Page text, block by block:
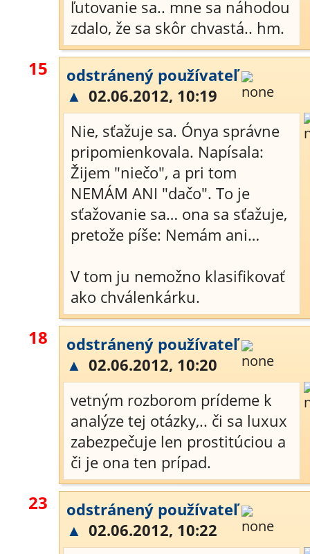
ľutovanie sa.. mne sa náhodou
zdalo, že sa skôr chvastá.. hm.
15
odstránený používateľ
▲ 02.06.2012, 10:19
Nie, sťažuje sa. Ónya správne
pripomienkovala. Napísala:
Žijem "niečo", a pri tom
NEMÁM ANI "dačo". To je
sťažovanie sa… ona sa sťažuje,
pretože píše: Nemám ani…
V tom ju nemožno klasifikovať
ako chválenkárku.
18
odstránený používateľ
▲ 02.06.2012, 10:20
vetným rozborom prídeme k
analýze tej otázky,.. či sa luxux
zabezpečuje len prostitúciou a
či je ona ten prípad.
23
odstránený používateľ
▲ 02.06.2012, 10:22